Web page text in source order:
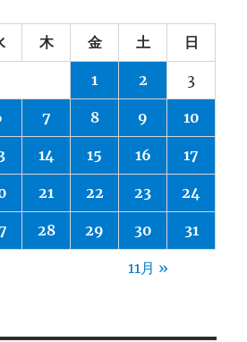
木 金 土 日
1 2 3
7 8 9 10
14 15 16 17
21 22 23 24
28 29 30 31
11月 »